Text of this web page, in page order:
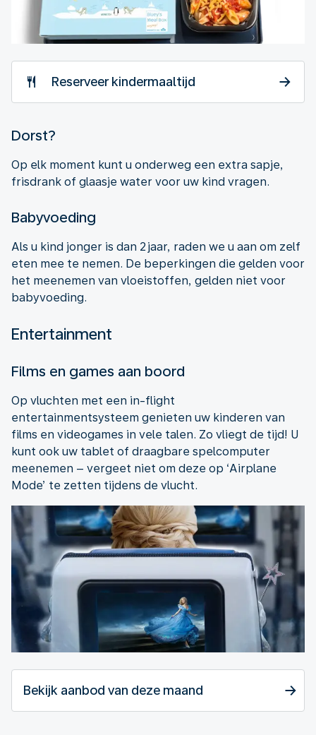
Reserveer kindermaaltijd
Dorst?
Op elk moment kunt u onderweg een extra sapje,
frisdrank of glaasje water voor uw kind vragen.
Babyvoeding
Als u kind jonger is dan 2 jaar, raden we u aan om zelf
eten mee te nemen. De beperkingen die gelden voor
het meenemen van vloeistoffen, gelden niet voor
babyvoeding.
Entertainment
Films en games aan boord
Op vluchten met een in-flight
entertainmentsysteem genieten uw kinderen van
films en videogames in vele talen. Zo vliegt de tijd! U
kunt ook uw tablet of draagbare spelcomputer
meenemen – vergeet niet om deze op ‘Airplane
Mode’ te zetten tijdens de vlucht.
Bekijk aanbod van deze maand